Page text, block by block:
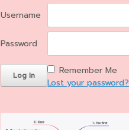
Username
Password
Remember Me
Lost your password?